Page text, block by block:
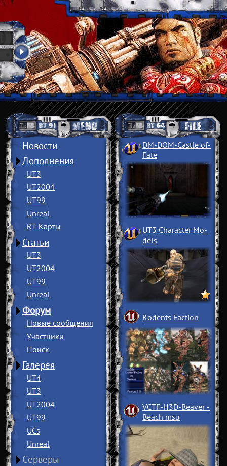
Новости
Дополнения
UT3
UT2004
UT99
Unreal
RT-Карты
Статьи
UT3
UT2004
UT99
Unreal
Форум
Новые сообщения
Участники
Поиск
Галерея
UT4
UT3
UT2004
UT99
UCs
Unreal
Серверы
DM-DOM-Castle of­
Fate
UT3 Character Mo­
dels
Rodents Faction
VCTF-H3D-Beaver ­
Beach msu